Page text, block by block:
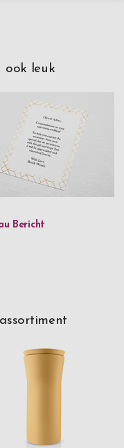
ook leuk
Bericht